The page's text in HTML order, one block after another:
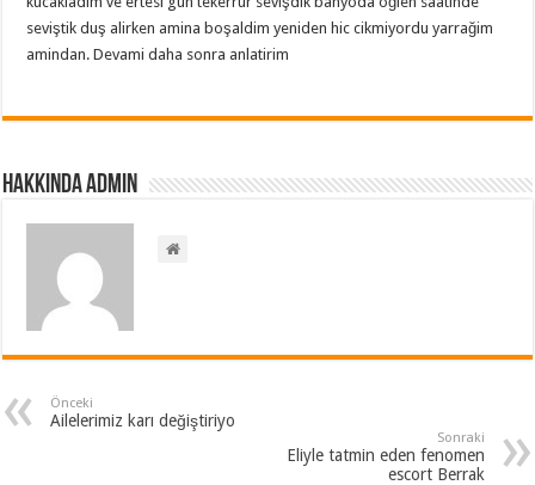
seviştik duş alirken amina boşaldim yeniden hic cikmiyordu yarrağim
amindan. Devami daha sonra anlatirim
Hakkında admin
Önceki
Ailelerimiz karı değiştiriyo
Sonraki
Eliyle tatmin eden fenomen
escort Berrak